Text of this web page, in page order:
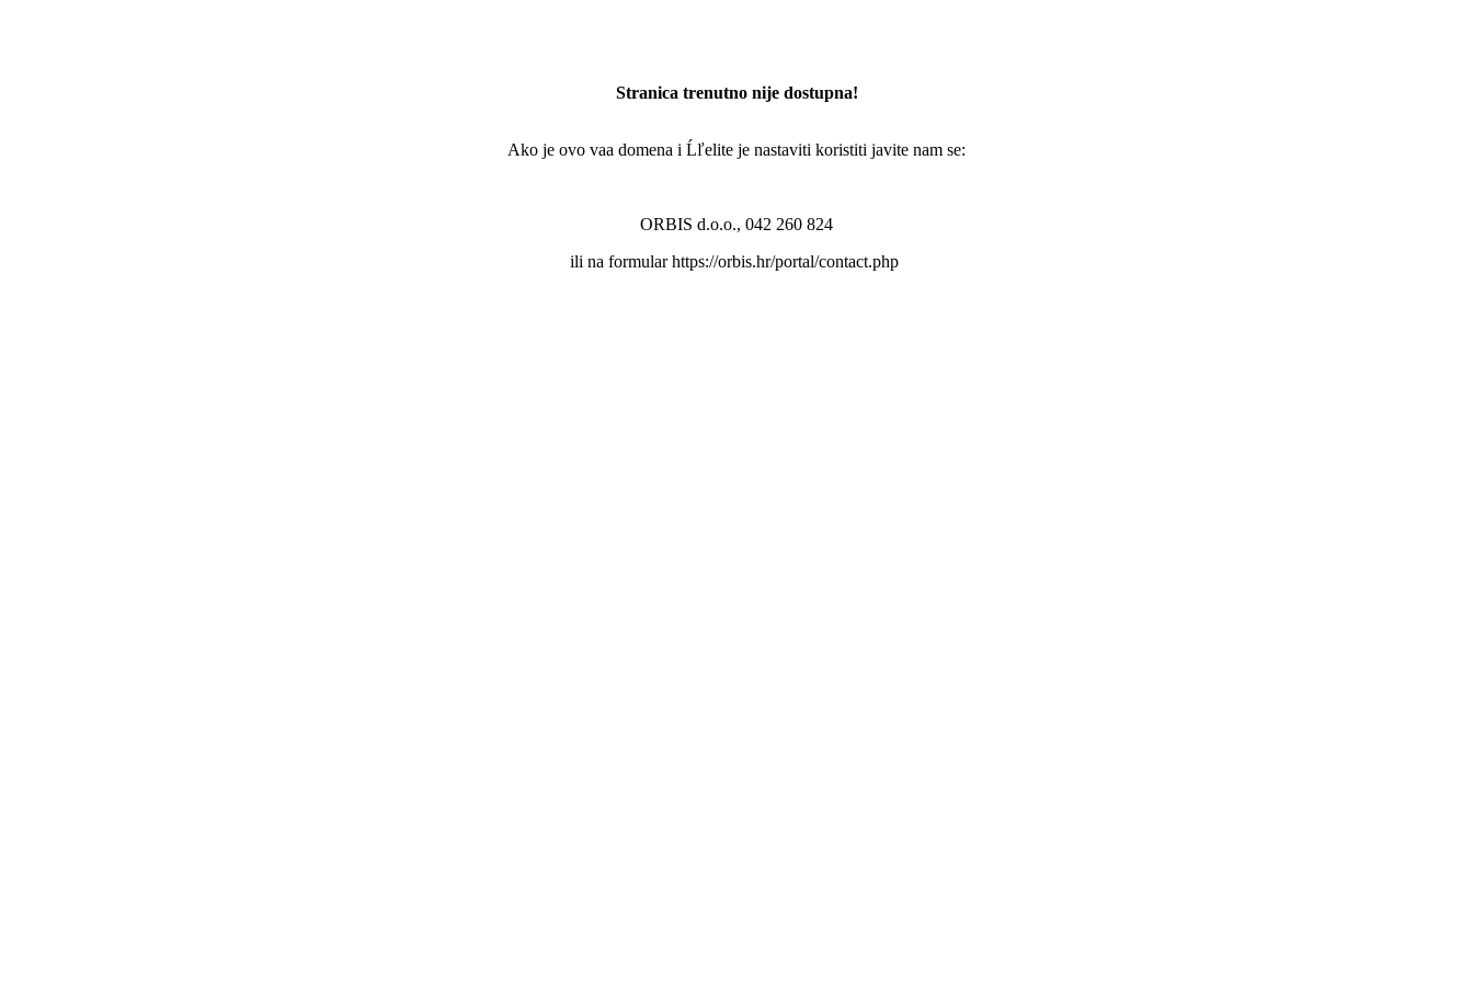
Stranica trenutno nije dostupna!
Ako je ovo vaa domena i Ĺľelite je nastaviti koristiti javite nam se:
ORBIS d.o.o., 042 260 824
ili na formular https://orbis.hr/portal/contact.php